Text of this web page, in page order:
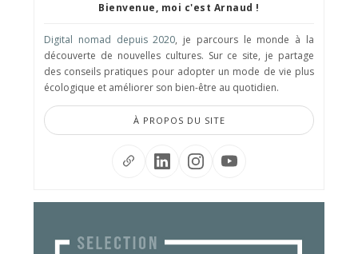
Bienvenue, moi c'est Arnaud !
Digital nomad depuis 2020, je parcours le monde à la
découverte de nouvelles cultures. Sur ce site, je partage
des conseils pratiques pour adopter un mode de vie plus
écologique et améliorer son bien-être au quotidien.
À PROPOS DU SITE